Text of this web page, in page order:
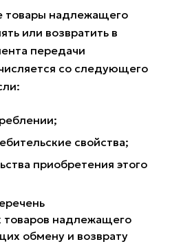
товары надлежащего
или возвратить в
передачи
со следующего
свойства;
приобретения этого
товаров надлежащего
обмену и возврату